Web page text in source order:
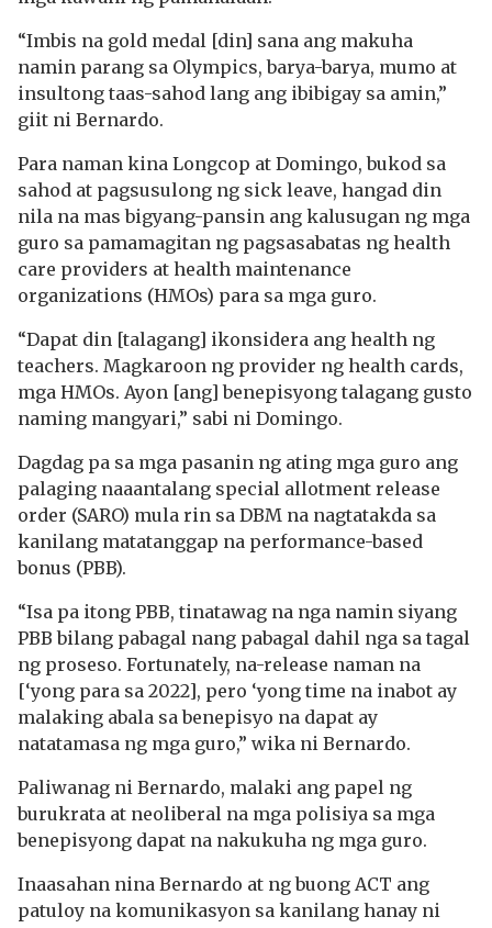
“Imbis na gold medal [din] sana ang makuha
namin parang sa Olympics, barya-barya, mumo at
insultong taas-sahod lang ang ibibigay sa amin,”
giit ni Bernardo.
Para naman kina Longcop at Domingo, bukod sa
sahod at pagsusulong ng sick leave, hangad din
nila na mas bigyang-pansin ang kalusugan ng mga
guro sa pamamagitan ng pagsasabatas ng health
care providers at health maintenance
organizations (HMOs) para sa mga guro.
“Dapat din [talagang] ikonsidera ang health ng
teachers. Magkaroon ng provider ng health cards,
mga HMOs. Ayon [ang] benepisyong talagang gusto
naming mangyari,” sabi ni Domingo.
Dagdag pa sa mga pasanin ng ating mga guro ang
palaging naaantalang special allotment release
order (SARO) mula rin sa DBM na nagtatakda sa
kanilang matatanggap na performance-based
bonus (PBB).
“Isa pa itong PBB, tinatawag na nga namin siyang
PBB bilang pabagal nang pabagal dahil nga sa tagal
ng proseso. Fortunately, na-release naman na
[‘yong para sa 2022], pero ‘yong time na inabot ay
malaking abala sa benepisyo na dapat ay
natatamasa ng mga guro,” wika ni Bernardo.
Paliwanag ni Bernardo, malaki ang papel ng
burukrata at neoliberal na mga polisiya sa mga
benepisyong dapat na nakukuha ng mga guro.
Inaasahan nina Bernardo at ng buong ACT ang
patuloy na komunikasyon sa kanilang hanay ni